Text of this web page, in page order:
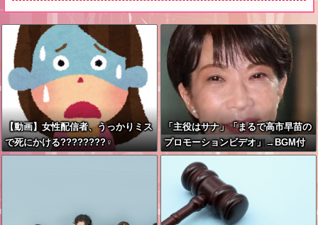
【動画】女性配信者、うっかりミス
で死にかける????????‍♀
「主役はサナ」「まるで高市早苗の
プロモーションビデオ」→BGM付
き被災地視察動画に批判殺到